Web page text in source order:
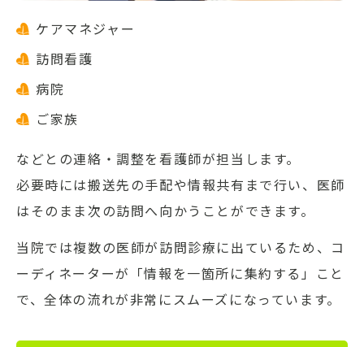
ケアマネジャー
訪問看護
病院
ご家族
などとの連絡・調整を看護師が担当します。
必要時には搬送先の手配や情報共有まで行い、医師
はそのまま次の訪問へ向かうことができます。
当院では複数の医師が訪問診療に出ているため、コ
ーディネーターが「情報を一箇所に集約する」こと
で、全体の流れが非常にスムーズになっています。